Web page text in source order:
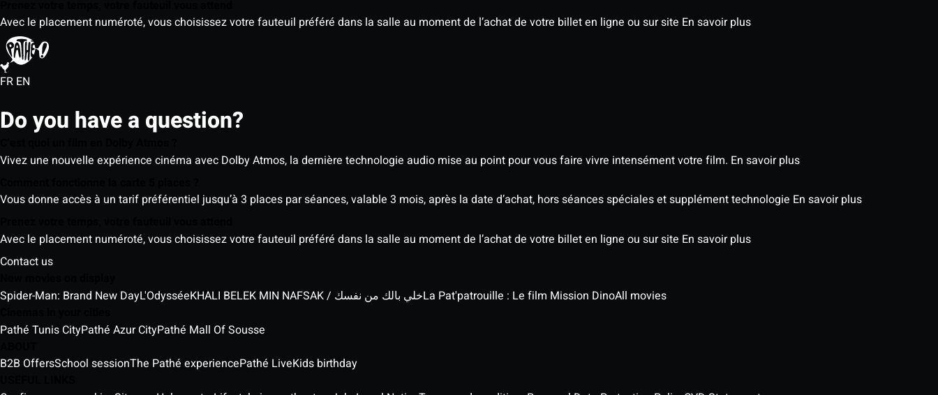
Avec le placement numéroté, vous choisissez votre fauteuil préféré dans la salle au moment de l’achat de votre billet en ligne ou sur site En savoir plus
FR EN
Do you have a question?
Vivez une nouvelle expérience cinéma avec Dolby Atmos, la dernière technologie audio mise au point pour vous faire vivre intensément votre film. En savoir plus
Vous donne accès à un tarif préférentiel jusqu’à 3 places par séances, valable 3 mois, après la date d’achat, hors séances spéciales et supplément technologie En savoir plus
Avec le placement numéroté, vous choisissez votre fauteuil préféré dans la salle au moment de l’achat de votre billet en ligne ou sur site En savoir plus
Contact us
Spider-Man: Brand New DayL'Odyssée KHALI BELEK MIN NAFSAK / خلي بالك من نفسكLa Pat'patrouille : Le film Mission DinoAll movies
Pathé Tunis CityPathé Azur CityPathé Mall Of Sousse
B2B OffersSchool sessionThe Pathé experiencePathé LiveKids birthday